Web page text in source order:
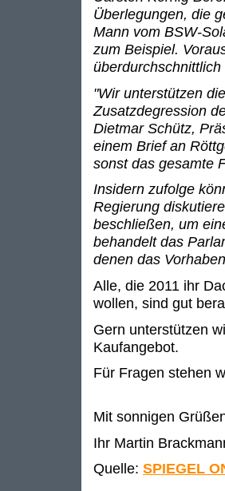
Überlegungen, die
Mann vom BSW-
zum Beispiel.
"Wir unterstützen
Zusatzdegression
Dietmar Schütz,
einem Brief an
sonst das gesamte
Insidern zufolge
Regierung
beschließen, um
behandelt das
denen das
Alle, die 2011 ihr
wollen, sind gut
Gern unterstützen
Kaufangebot.
Für Fragen stehen
Mit sonnigen
Ihr Martin
Quelle: SPIEGEL